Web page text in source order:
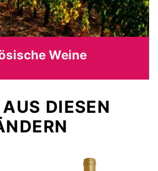
Weine
DIESEN